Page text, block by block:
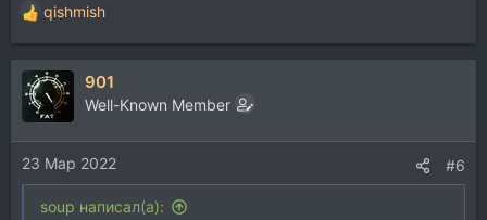
Р
е
а
к
ц
и
и
:
qishmish
901
Well-Known Member
23 Мар 2022 #6
soup написал(а):